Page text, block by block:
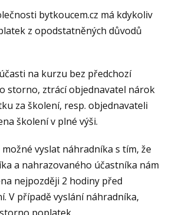
bytkoucem.cz má kdykoliv
z opodstatněných důvodů
na kurzu bez předchozí
storno, ztrácí objednavatel nárok
za školení, resp. objednavateli
školení v plné výši.
vyslat náhradníka s tím, že
a nahrazovaného účastníka nám
nejpozději 2 hodiny před
V případě vyslání náhradníka,